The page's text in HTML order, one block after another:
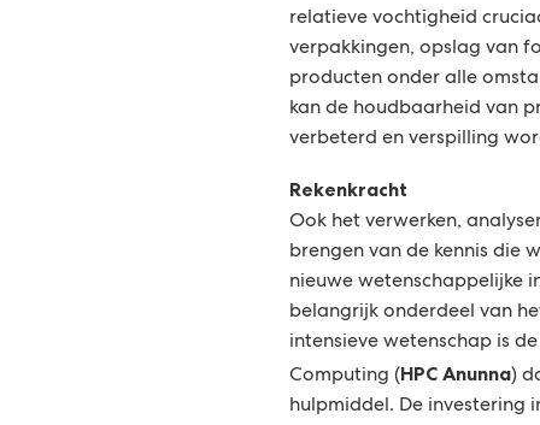
relatieve vochtigheid
verpakkingen, opslag van
producten onder alle
kan de houdbaarheid van
verbeterd en verspilling
Rekenkracht
Ook het verwerken,
brengen van de kennis die
nieuwe wetenschappelijke
belangrijk onderdeel van
intensieve wetenschap is
Computing (HPC Anunna)
hulpmiddel. De investering